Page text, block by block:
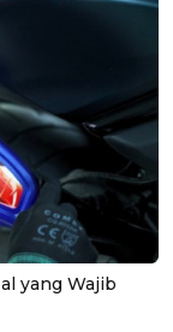
yang Wajib